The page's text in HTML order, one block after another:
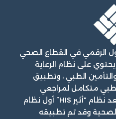
الرقمي في القطاع الصحي
على نظام الرعاية
والتأمين الطبي ، وتطبيق
طبي متكامل لمراجعي
العيادات والمراكز الطبية. ويعد نظام “أثير HIS” أول نظام
وقد تم تطبيقه